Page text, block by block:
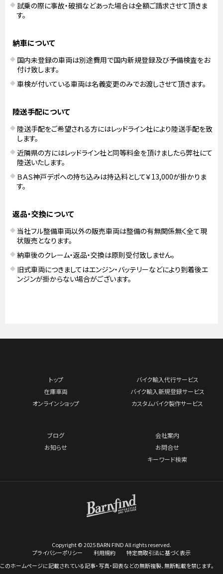
試乗の際に事故・破損などあった場合は全額ご請求させて頂きま
す。
納車について
国内未登録の車両は別途費用で国内新規登録及び予備検査をお
付け致します。
車検が付いている車両は名義変更のみでお渡しさせて頂きます。
陸送手配について
陸送手配をご希望される方にはレッドライン社により陸送手配を致
します。
近隣県の方にはレッドライン社と同等料金を頂けましたら弊社にて
陸送いたします。
ＢＡＳ神戸デポへの持ち込みは持込料として￥13,000が掛かりま
す。
返品・交換について
当社フル整備車両以外の販売車両は整備の有無関係無く全て現
状販売となります。
納車後のクレーム・返品・交換は原則受付致しません。
旧式車両につきましてはエンジン・バッテリーなどにより到着後エ
ンジンが掛からない場合がございます。
トップ
在庫車両
オンラインショップ
バイク輸入代行サービス
バイク輸入新規登録サービス
カスタムバイク製作サービス
ブログ
お知らせ
会社案内
お問合せ
キーワード検索
Copyright © 2025 BARN FIND All rights reserved.
プライバシーポリシー
利用規約
特定商取引法に基づく表示
このホームページに記載されている記事・写真・図表などの無断複製、無断転載を禁じます。